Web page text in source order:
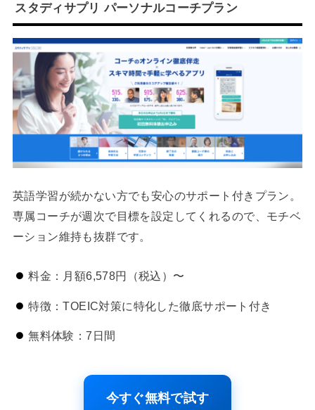
スタディサプリ パーソナルコーチプラン
英語学習が続かない方でも安心のサポート付きプラン。
専属コーチが週次で目標を設定してくれるので、モチベ
ーション維持も抜群です。
料金：月額6,578円（税込）〜
特徴：TOEIC対策に特化した徹底サポート付き
無料体験：7日間
今すぐ無料で試す